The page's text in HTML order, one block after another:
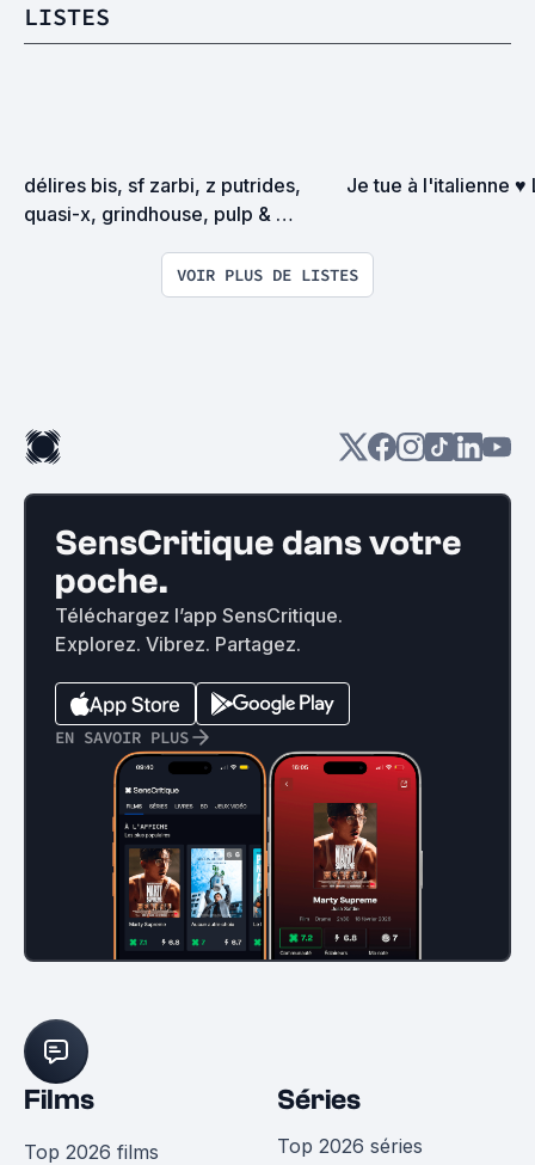
LISTES
délires bis, sf zarbi, z putrides,
quasi-x, grindhouse, pulp &
Je tue à l'italienne ♥
VOIR PLUS DE LISTES
SensCritique dans votre
poche.
Téléchargez l’app SensCritique.
Explorez. Vibrez. Partagez.
EN SAVOIR PLUS
Films
Top 2026 films
Séries
Top 2026 séries